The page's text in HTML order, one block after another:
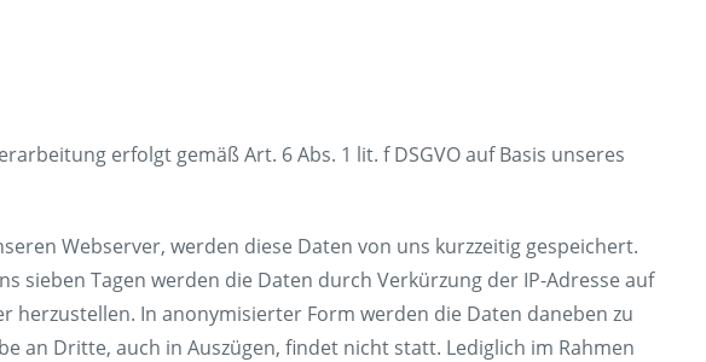
erfolgt gemäß Art. 6 Abs. 1 lit. f DSGVO auf Basis unseres
Webserver, werden diese Daten von uns kurzzeitig gespeichert.
sieben Tagen werden die Daten durch Verkürzung der IP-Adresse auf
herzustellen. In anonymisierter Form werden die Daten daneben zu
an Dritte, auch in Auszügen, findet nicht statt. Lediglich im Rahmen